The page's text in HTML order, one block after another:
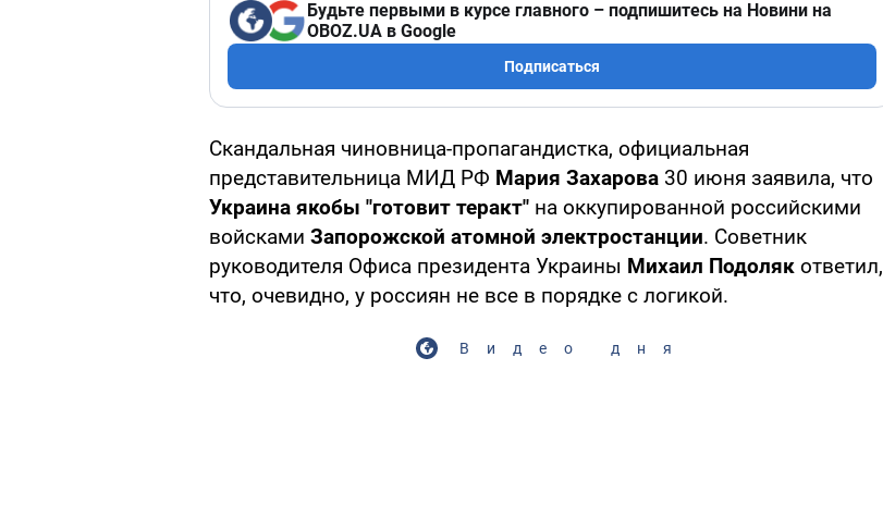
Будьте первыми в курсе главного – подпишитесь на Новини на
OBOZ.UA в Google
Подписаться
Скандальная чиновница-пропагандистка, официальная
представительница МИД РФ Мария Захарова 30 июня заявила, что
Украина якобы "готовит теракт" на оккупированной российскими
войсками Запорожской атомной электростанции. Советник
руководителя Офиса президента Украины Михаил Подоляк ответил,
что, очевидно, у россиян не все в порядке с логикой.
Видео дня